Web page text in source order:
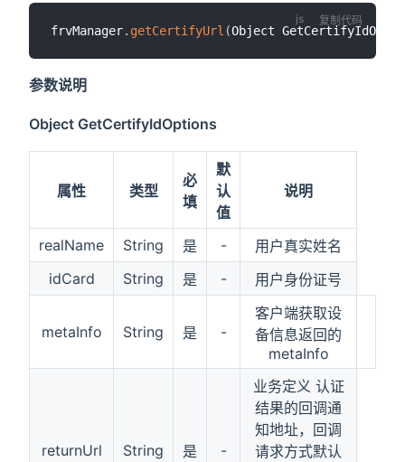
frvManager. getCertifyUrl (Object
复制代码
参数说明
Object GetCertifyIdOptions
属性 类型
必
填
默
认
值
说明
realName String 是 -
用户真实姓名
idCard
String 是 - 用户身份证号
metaInfo String 是 -
客户端获取设
备信息返回的
metaInfo
returnUrl String 是 -
业务定义 认证
结果的回调通
知地址，回调
请求方式默认